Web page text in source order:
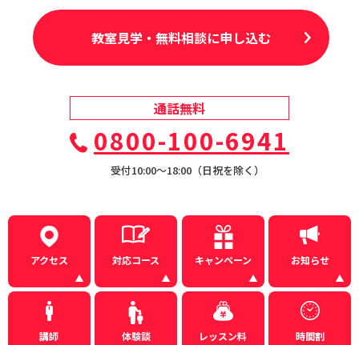
教室見学・無料相談に申し込む
通話無料
0800-100-6941
受付10:00〜18:00（日祝を除く）
アクセス 対応コース キャンペーン お知らせ
講師 体験談 レッスン料 時間割